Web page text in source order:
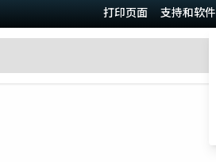
打印页面 支持和软件